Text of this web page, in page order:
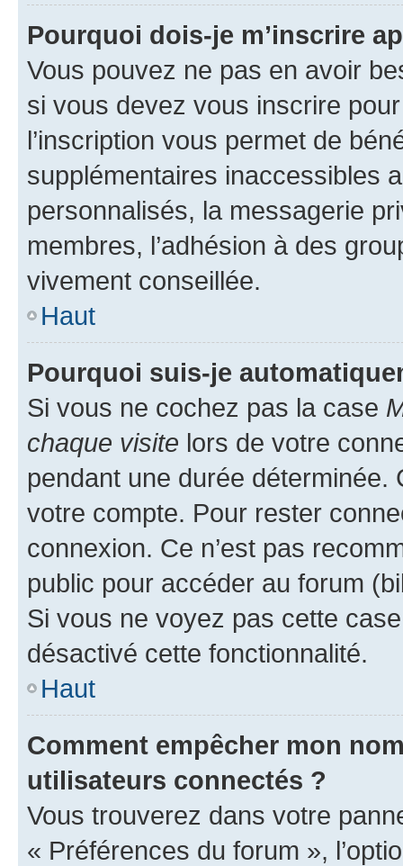
Pourquoi dois-je m’inscrire
Vous pouvez ne pas en avoir
si vous devez vous inscrire
l’inscription vous permet de
supplémentaires inaccessibles
personnalisés, la messagerie
membres, l’adhésion à des
vivement conseillée.
Haut
Pourquoi suis-je
Si vous ne cochez pas la case
chaque visite lors de votre
pendant une durée déterminée.
votre compte. Pour rester
connexion. Ce n’est pas
public pour accéder au forum
Si vous ne voyez pas cette
désactivé cette fonctionnalité.
Haut
Comment empêcher mon
utilisateurs connectés ?
Vous trouverez dans votre
« Préférences du forum »,